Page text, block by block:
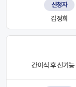
신청자
김정희
간이식 후 신기